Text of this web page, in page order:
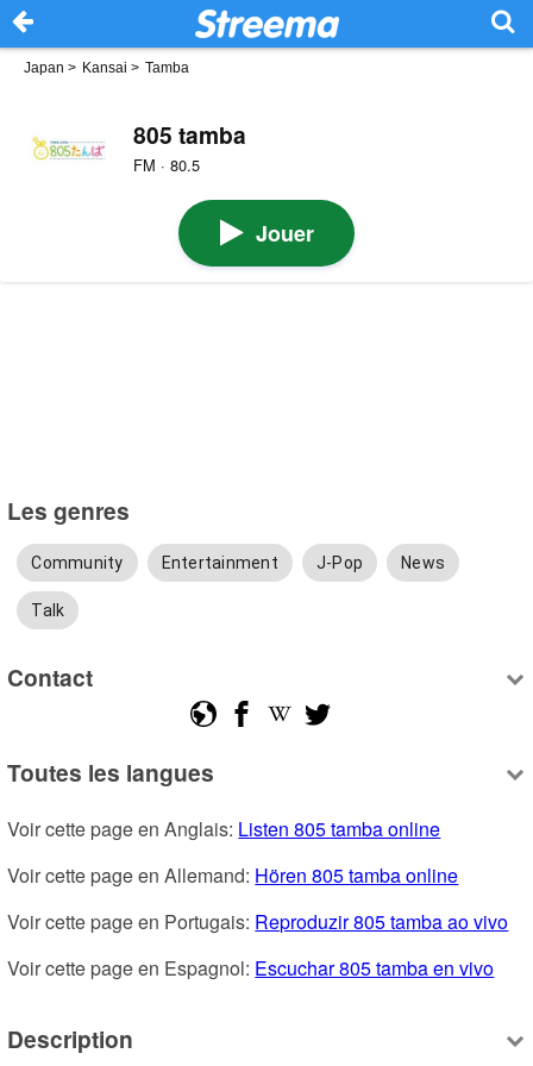
Japan > Kansai > Tamba
805 tamba
FM · 80.5
Jouer
Les genres
Community Entertainment J-Pop News
Talk
Contact
Toutes les langues
Voir cette page en Anglais: Listen 805 tamba online
Voir cette page en Allemand: Hören 805 tamba online
Voir cette page en Portugais: Reproduzir 805 tamba ao vivo
Voir cette page en Espagnol: Escuchar 805 tamba en vivo
Description